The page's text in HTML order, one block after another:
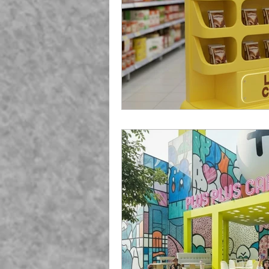
Playground Fiberglass
Life Jacket Box Storage